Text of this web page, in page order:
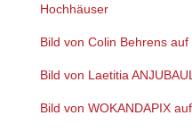
Hoch­häu­ser
Bild von Colin Beh­rensauf
Bild von Lae­ti­tia
Bild von WOKANDAPIXauf